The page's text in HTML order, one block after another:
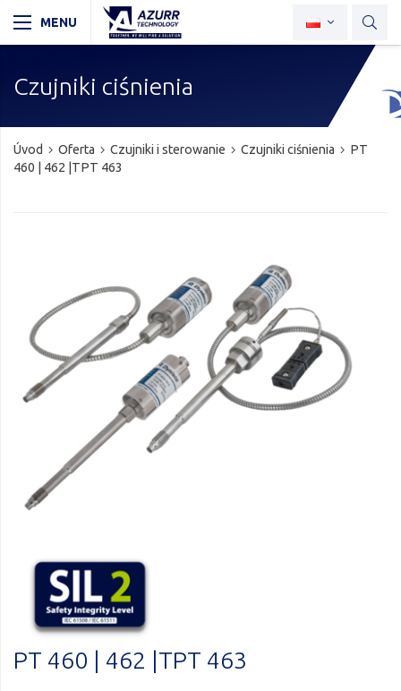
Czujniki ciśnienia
Úvod Oferta Czujniki i sterowanie Czujniki ciśnienia
PT
460 | 462 |TPT 463
PT 460 | 462 |TPT 463